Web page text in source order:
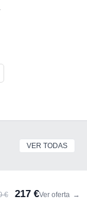
VER TODAS
€ 217 €Ver oferta →